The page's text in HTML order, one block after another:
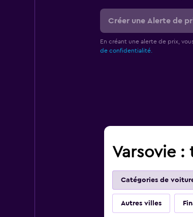
Créer une Alerte de
En créant une alerte de prix,
de confidentialité.
Varsovie :
Catégories de
Autres villes